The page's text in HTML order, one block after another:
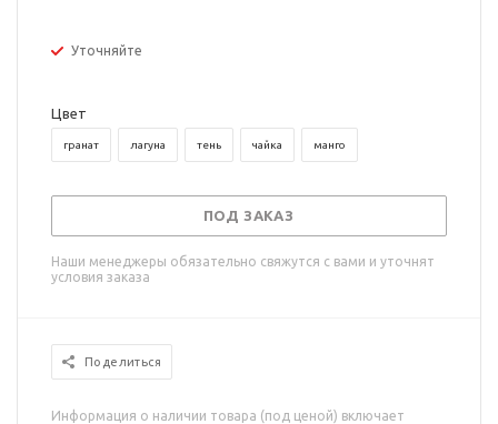
Уточняйте
Цвет
гранат лагуна тень чайка манго
ПОД ЗАКАЗ
Наши менеджеры обязательно свяжутся с вами и уточнят
условия заказа
Поделиться
Информация о наличии товара (под ценой) включает